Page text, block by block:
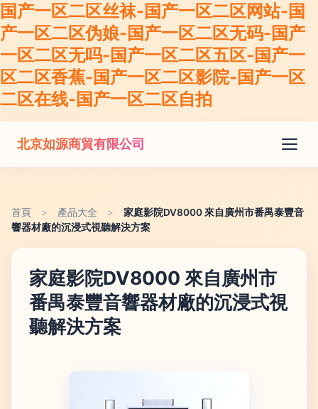
国产一区二区丝袜-国产一区二区网站-国
产一区二区伪娘-国产一区二区无码-国产
一区二区无吗-国产一区二区五区-国产一
区二区香蕉-国产一区二区影院-国产一区
二区在线-国产一区二区自拍
北京如源商貿有限公司
首頁 > 產品大全 >
家庭影院DV8000 來自廣州市番禺泰豐音
響器材廠的沉浸式視聽解決方案
家庭影院DV8000 來自廣州市
番禺泰豐音響器材廠的沉浸式視
聽解決方案